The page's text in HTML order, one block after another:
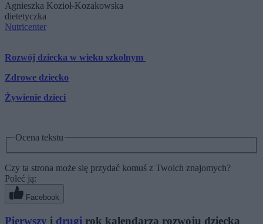
Agnieszka Kozioł-Kozakowska
dietetyczka
Nutricenter
Rozwój dziecka w wieku szkolnym
Zdrowe dziecko
Żywienie dzieci
Ocena tekstu
Czy ta strona może się przydać komuś z Twoich znajomych?
Poleć ją:
Facebook
Pierwszy i drugi rok kalendarza rozwoju dziecka